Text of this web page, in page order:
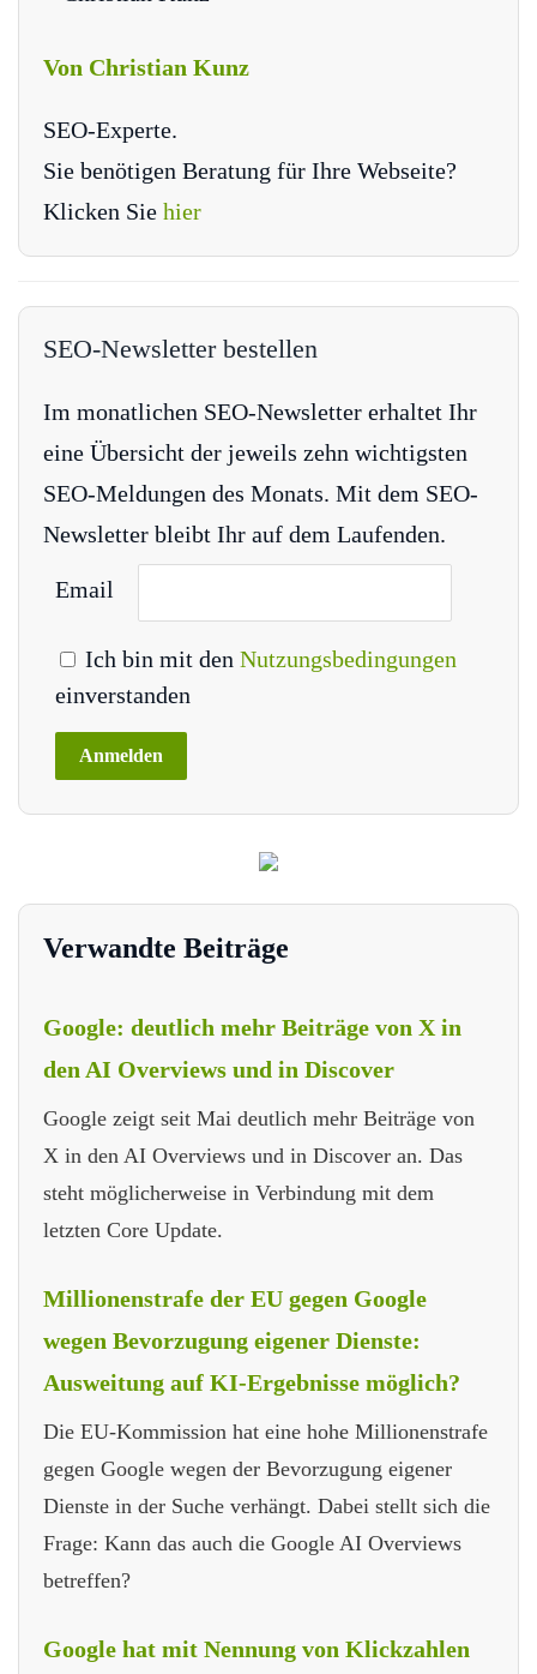
Von Christian Kunz
SEO-Experte.
Sie benötigen Beratung für Ihre Webseite?
Klicken Sie hier
SEO-Newsletter bestellen
Im monatlichen SEO-Newsletter erhaltet Ihr
eine Übersicht der jeweils zehn wichtigsten
SEO-Meldungen des Monats. Mit dem SEO-
Newsletter bleibt Ihr auf dem Laufenden.
Email
Ich bin mit den Nutzungsbedingungen
einverstanden
Verwandte Beiträge
Google: deutlich mehr Beiträge von X in
den AI Overviews und in Discover
Google zeigt seit Mai deutlich mehr Beiträge von
X in den AI Overviews und in Discover an. Das
steht möglicherweise in Verbindung mit dem
letzten Core Update.
Millionenstrafe der EU gegen Google
wegen Bevorzugung eigener Dienste:
Ausweitung auf KI-Ergebnisse möglich?
Die EU-Kommission hat eine hohe Millionenstrafe
gegen Google wegen der Bevorzugung eigener
Dienste in der Suche verhängt. Dabei stellt sich die
Frage: Kann das auch die Google AI Overviews
betreffen?
Google hat mit Nennung von Klickzahlen